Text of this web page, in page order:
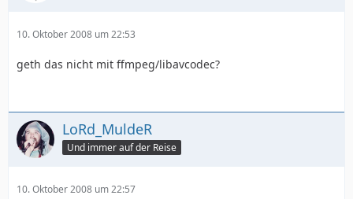
10. Oktober 2008 um 22:53
geth das nicht mit ffmpeg/libavcodec?
LoRd_MuldeR
Und immer auf der Reise
10. Oktober 2008 um 22:57